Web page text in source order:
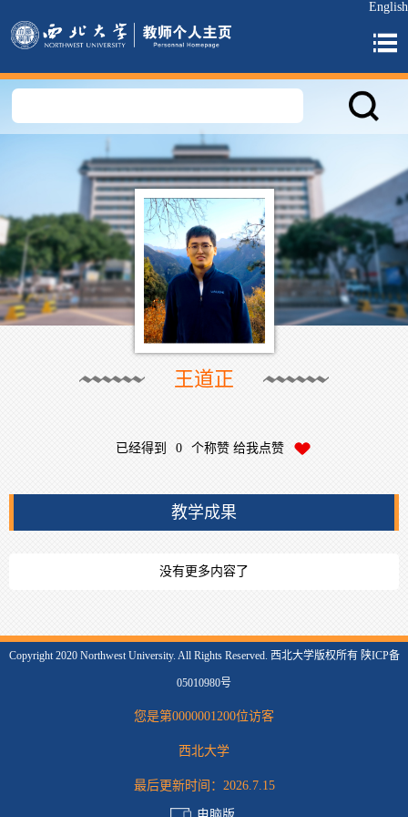
English
王道正
已经得到 0 个称赞 给我点赞
教学成果
没有更多内容了
Copyright 2020 Northwest University. All Rights Reserved. 西北大学版权所有 陕ICP备
05010980号
您是第0000001200位访客
西北大学
最后更新时间： 2026.7.15